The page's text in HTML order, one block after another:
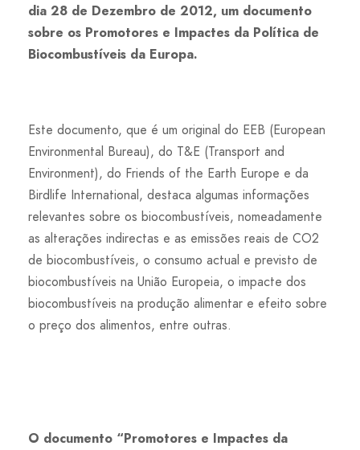
dia 28 de Dezembro de 2012, um documento
sobre os Promotores e Impactes da Política de
Biocombustíveis da Europa.
Este documento, que é um original do EEB (European
Environmental Bureau), do T&E (Transport and
Environment), do Friends of the Earth Europe e da
Birdlife International, destaca algumas informações
relevantes sobre os biocombustíveis, nomeadamente
as alterações indirectas e as emissões reais de CO2
de biocombustíveis, o consumo actual e previsto de
biocombustíveis na União Europeia, o impacte dos
biocombustíveis na produção alimentar e efeito sobre
o preço dos alimentos, entre outras.
O documento “Promotores e Impactes da